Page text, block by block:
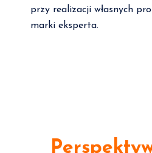
przy realizacji własnych
marki eksperta.